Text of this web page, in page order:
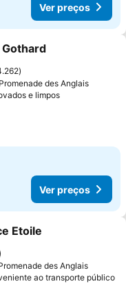
Ver preços
aos favoritos
des Anglais
e limposVer preços
Ver preços
aos favoritos
Etoile
des Anglais
ao transporte público